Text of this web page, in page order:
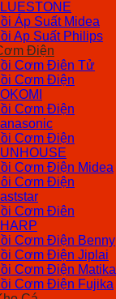
Áp Suất Midea
Ap Suất Philips
Điện
Cơm Điên Tử
Cơm Điện
Cơm Điện
Cơm Điện
Cơm Điện Midea
Cơm Điện
Cơm Điên
Cơm Điện Benny
Cơm Điện Jiplai
Cơm Điện Matika
Cơm Điện Fujika